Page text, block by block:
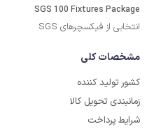
SGS 100 Fixtures Package
انتخابی از فیکسچرهای SGS
مشخصات کلی
کشور تولید کننده
زمانبندی تحویل کالا
شرایط پرداخت